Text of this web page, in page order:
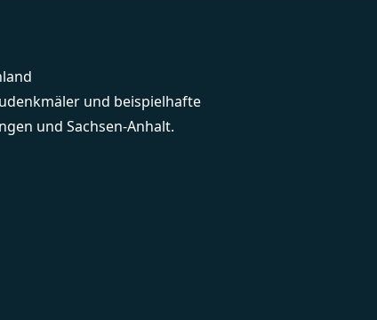
und beispielhafte
und Sachsen-Anhalt.